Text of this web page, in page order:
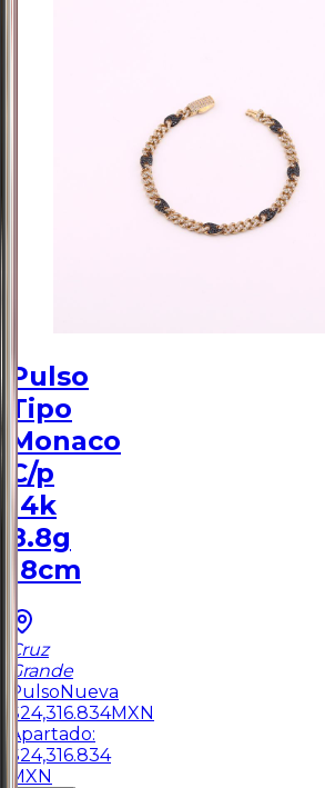
Pulso
Tipo
Monaco
C/p
14k
8.8g
18cm
Cruz
Grande
PulsoNueva
$24,316.834MXN
Apartado:
$24,316.834
MXN